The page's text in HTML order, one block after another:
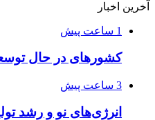
آخرین اخبار
1 ساعت پیش
کشورهای در حال
3 ساعت پیش
انرژی‌های نو و رشد